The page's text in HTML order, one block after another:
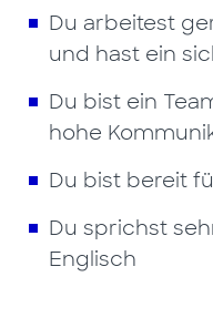
Du arbeitest
und hast ein
Du bist ein
hohe
Du bist bereit
Du sprichst
Englisch